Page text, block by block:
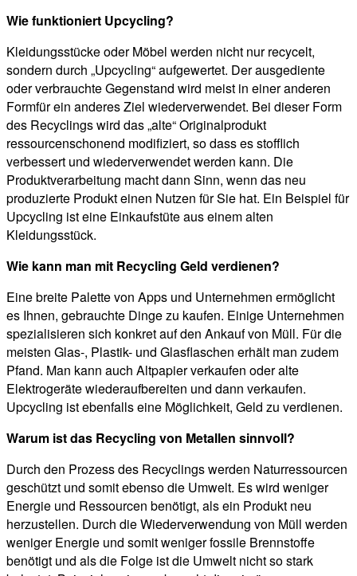
Wie funktioniert Upcycling?
Kleidungsstücke oder Möbel werden nicht nur recycelt,
sondern durch „Upcycling“ aufgewertet. Der ausgediente
oder verbrauchte Gegenstand wird meist in einer anderen
Formfür ein anderes Ziel wiederverwendet. Bei dieser Form
des Recyclings wird das „alte“ Originalprodukt
ressourcenschonend modifiziert, so dass es stofflich
verbessert und wiederverwendet werden kann. Die
Produktverarbeitung macht dann Sinn, wenn das neu
produzierte Produkt einen Nutzen für Sie hat. Ein Beispiel für
Upcycling ist eine Einkaufstüte aus einem alten
Kleidungsstück.
Wie kann man mit Recycling Geld verdienen?
Eine breite Palette von Apps und Unternehmen ermöglicht
es Ihnen, gebrauchte Dinge zu kaufen. Einige Unternehmen
spezialisieren sich konkret auf den Ankauf von Müll. Für die
meisten Glas-, Plastik- und Glasflaschen erhält man zudem
Pfand. Man kann auch Altpapier verkaufen oder alte
Elektrogeräte wiederaufbereiten und dann verkaufen.
Upcycling ist ebenfalls eine Möglichkeit, Geld zu verdienen.
Warum ist das Recycling von Metallen sinnvoll?
Durch den Prozess des Recyclings werden Naturressourcen
geschützt und somit ebenso die Umwelt. Es wird weniger
Energie und Ressourcen benötigt, als ein Produkt neu
herzustellen. Durch die Wiederverwendung von Müll werden
weniger Energie und somit weniger fossile Brennstoffe
benötigt und als die Folge ist die Umwelt nicht so stark